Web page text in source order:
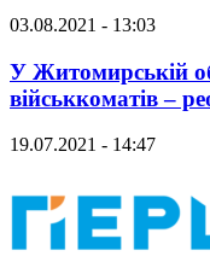
03.08.2021 - 13:03
У Житомирській
військкоматів –
19.07.2021 - 14:47